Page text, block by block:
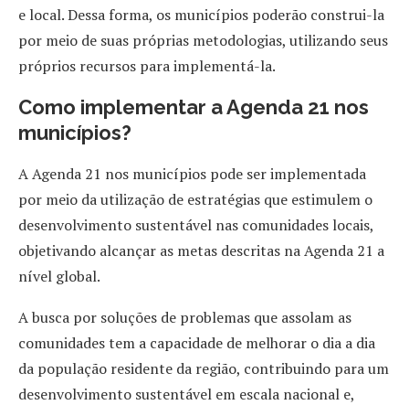
e local. Dessa forma, os municípios poderão construi-la
por meio de suas próprias metodologias, utilizando seus
próprios recursos para implementá-la.
Como implementar a Agenda 21 nos
municípios?
A Agenda 21 nos municípios pode ser implementada
por meio da utilização de estratégias que estimulem o
desenvolvimento sustentável nas comunidades locais,
objetivando alcançar as metas descritas na Agenda 21 a
nível global.
A busca por soluções de problemas que assolam as
comunidades tem a capacidade de melhorar o dia a dia
da população residente da região, contribuindo para um
desenvolvimento sustentável em escala nacional e,